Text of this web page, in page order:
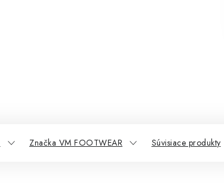
Značka VM FOOTWEAR Súvisiace produkty